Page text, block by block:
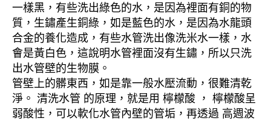
一樣黑，有些洗出綠色的水，是因為裡面有銅的物
質，生鏽產生銅綠，如是藍色的水，是因為水龍頭
合金的養化造成，有些水管洗出像洗米水一樣，水
會是黃白色，這說明水管裡面沒有生鏽，所以只洗
出水管壁的生物膜。
管壁上的髒東西，如是靠一般水壓流動，很難清乾
淨。 清洗水管 的原理，就是用 檸檬酸 ， 檸檬酸呈
弱酸性，可以軟化水管內壁的管垢，再透過 高週波